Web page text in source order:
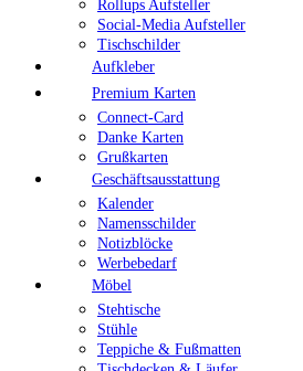
Rollups Aufsteller
Social-Media Aufsteller
Tischschilder
Aufkleber
Premium Karten
Connect-Card
Danke Karten
Grußkarten
Geschäftsausstattung
Kalender
Namensschilder
Notizblöcke
Werbebedarf
Möbel
Stehtische
Stühle
Teppiche & Fußmatten